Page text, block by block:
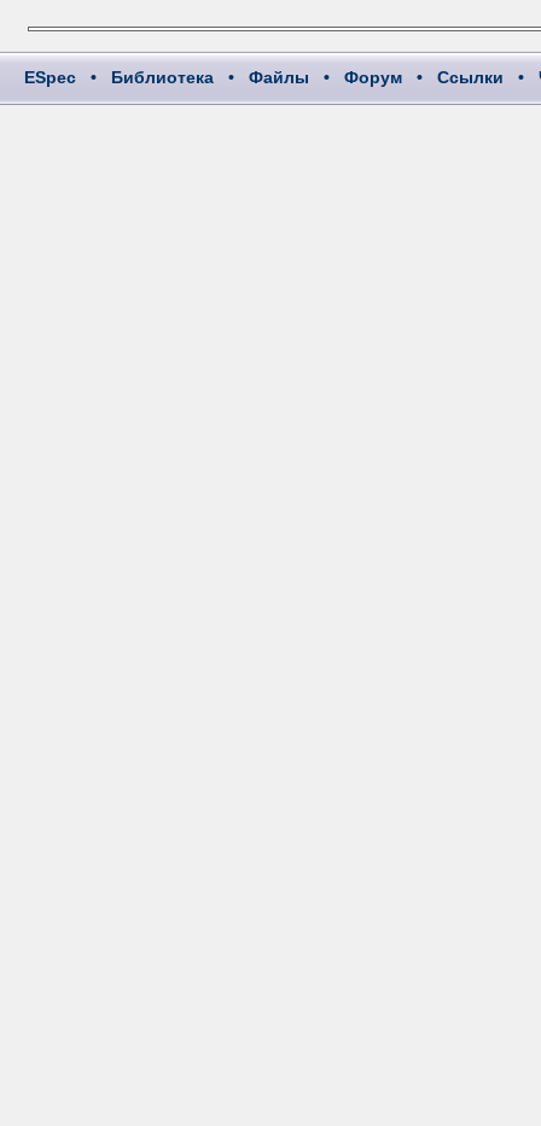
ESpec • Библиотека • Файлы • Форум • Ссылки •